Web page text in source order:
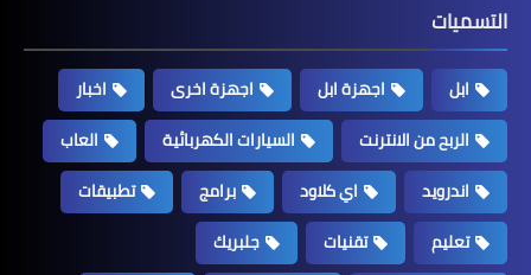
التسميات
ابل اجهزة ابل اجهزة اخرى
اخبار
الربح من الانترنت
السيارات الكهربائية
العاب
اندرويد
اي كلاود برامج
تطبيقات
تعليم
تقنيات
جلبريك